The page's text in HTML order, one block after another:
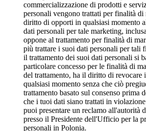
commercializzazione di prodotti e
personali vengono trattati per finalità
diritto di opporti in qualsiasi momento
dati personali per tale marketing,
oppone al trattamento per finalità di
più trattare i suoi dati personali per tali
il trattamento dei suoi dati personali si
particolare concesso per le finalità di
del trattamento, ha il diritto di revocare
qualsiasi momento senza che ciò
trattamento basato sul consenso prima
che i tuoi dati siano trattati in
puoi presentare un reclamo all'autorità
presso il Presidente dell'Ufficio per la
personali in Polonia.